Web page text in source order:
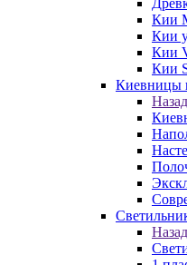
Кии
Кии
Кии
Кии
Киевницы
Назад
Назад